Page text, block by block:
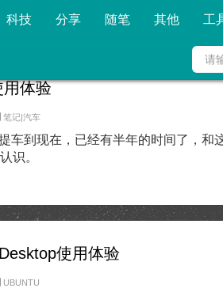
科技 分享 随笔 其他 工
用体验
笔记|汽车
车到现在，已经有半年的时间了，和
识。
使用体验
UBUNTU